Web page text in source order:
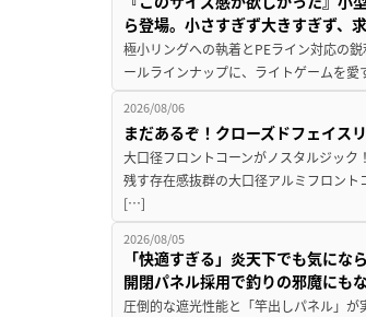
ら登場。小さすぎず大きすぎず、
極小リングへの執着とPEライン対応の
ールラインナップに、ライトゲームを
2026/08/06
まだあるぞ！クローズドフェイス
大口径フロントコーンがノスタルジッ
残す存在感抜群の大口径アルミフロン
[…]
2026/08/05
「快適すぎる」炎天下でも気に
開閉パネル採用で釣りの邪魔にもな
圧倒的な遮光性能と「竿出しパネル」